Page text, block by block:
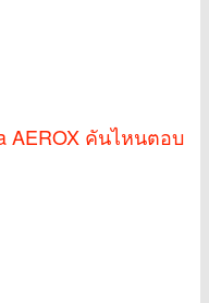
AEROX คันไหนตอบ